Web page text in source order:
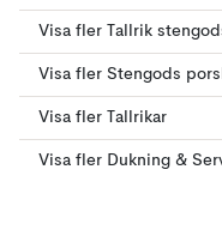
Visa fler Tallrik
Visa fler Stengods
Visa fler Tallrikar
Visa fler Dukning &